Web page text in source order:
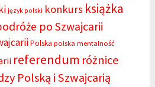
język polski konkurs książka
po Szwajcarii
Polska polska mentalność
referendum różnice
Polską i Szwajcarią